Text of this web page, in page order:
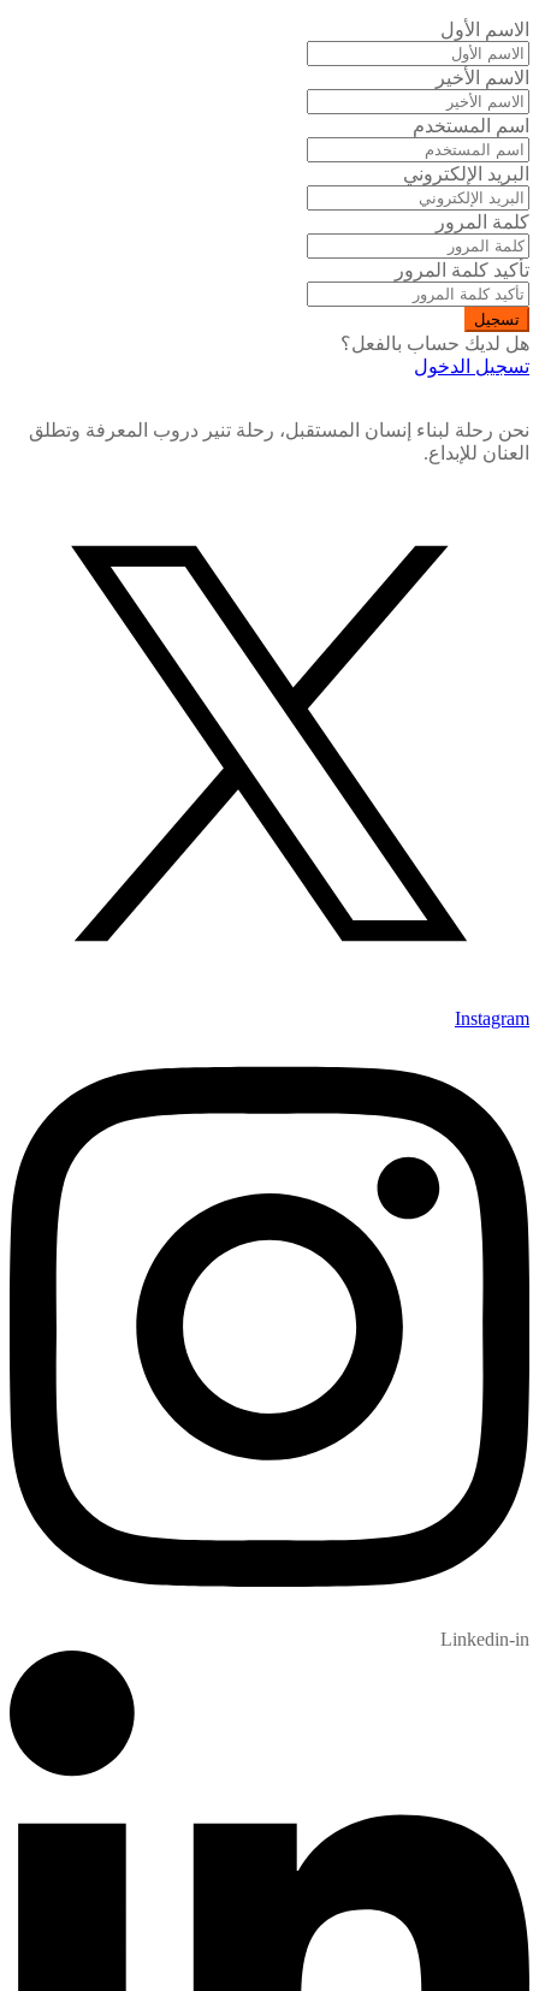
الاسم الأول
الاسم الأخير
اسم المستخدم
البريد الإلكتروني
كلمة المرور
تأكيد كلمة المرور
تسجيل
هل لديك حساب بالفعل؟
تسجيل الدخول
نحن رحلة لبناء إنسان المستقبل، رحلة تنير دروب المعرفة وتطلق
العنان للإبداع.
Instagram
Linkedin-in